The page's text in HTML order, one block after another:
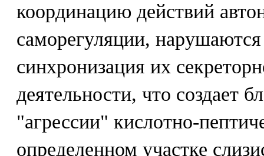
координацию действий
саморегуляции,
синхронизация их
деятельности, что создает
"агрессии" кислотно-
определенном участке